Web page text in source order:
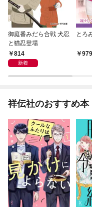
御庭番みだら合戦 犬忍
と猫忍登場
814
新着
とろ
979
祥伝社のおすすめ本